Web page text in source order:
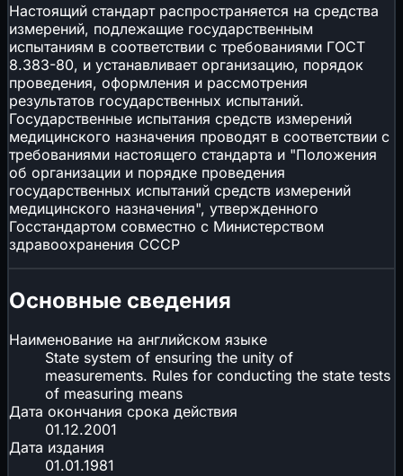
Настоящий стандарт распространяется на средства
измерений, подлежащие государственным
испытаниям в соответствии с требованиями ГОСТ
8.383-80, и устанавливает организацию, порядок
проведения, оформления и рассмотрения
результатов государственных испытаний.
Государственные испытания средств измерений
медицинского назначения проводят в соответствии с
требованиями настоящего стандарта и "Положения
об организации и порядке проведения
государственных испытаний средств измерений
медицинского назначения", утвержденного
Госстандартом совместно с Министерством
здравоохранения СССР
Основные сведения
Наименование на английском языке
State system of ensuring the unity of
measurements. Rules for conducting the state tests
of measuring means
Дата окончания срока действия
01.12.2001
Дата издания
01.01.1981